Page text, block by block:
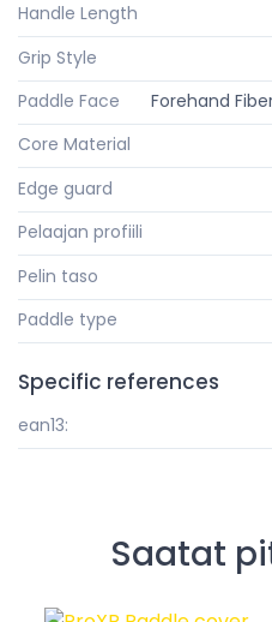
Handle Length
Grip Style
Paddle Face
Forehand
Core Material
Edge guard
Pelaajan profiili
Pelin taso
Paddle type
Specific references
ean13:
Saatat